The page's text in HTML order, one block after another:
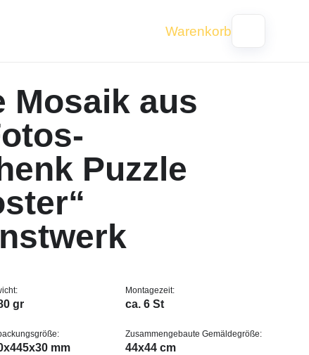
Mosaik aus
Puzzle
gr
Montagezeit:
ca. 6 St
mm
Zusammengebaute Gemäldegröße:
44х44 cm